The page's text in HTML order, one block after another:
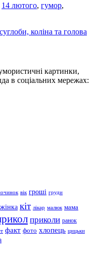
14 лютого, гумор,
коліна та голова
картинки,
в соціальних мережах:
вік гроші груди
жінка кіт лікар малюк мама
приколи ранок
факт фото хлопець цицьки